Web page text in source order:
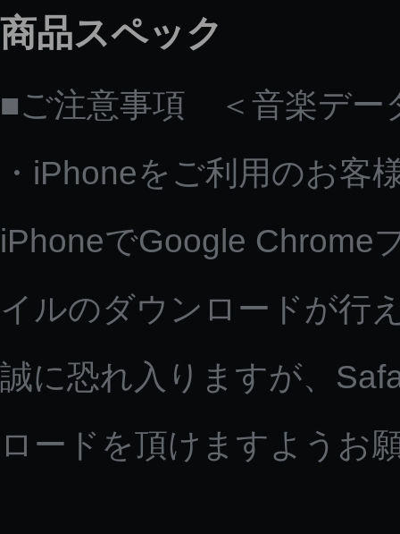
商品スペック
■ご注意事項 ＜音楽デー
・iPhoneをご利用のお客
iPhoneでGoogle Chrome
イルのダウンロードが行
誠に恐れ入りますが、
ロードを頂けますようお